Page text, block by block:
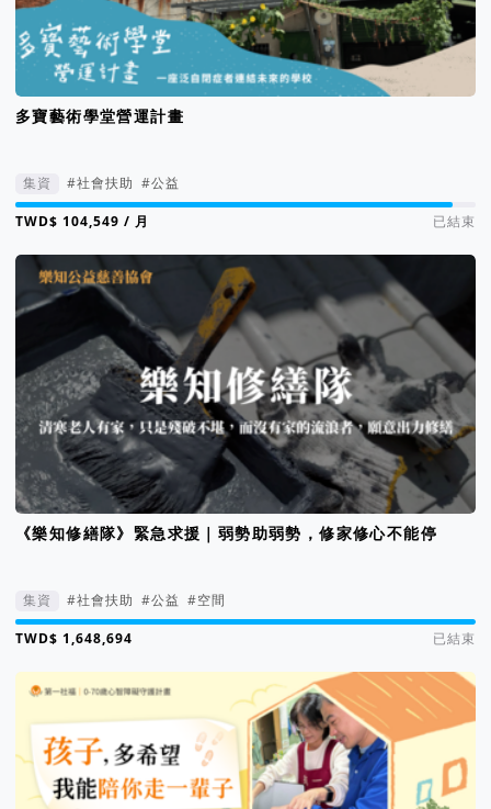
多寶藝術學堂營運計畫
集資 #社會扶助 #公益
集資進度 95%
/ 月 已結束
《樂知修繕隊》緊急求援｜弱勢助弱勢，修家修心不能停
集資 #社會扶助 #公益 #空間
集資進度 187%
已結束